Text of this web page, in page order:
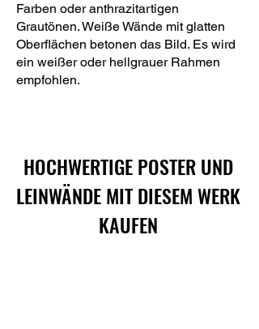
Farben oder anthrazitartigen
Grautönen. Weiße Wände mit glatten
Oberflächen betonen das Bild. Es wird
ein weißer oder hellgrauer Rahmen
empfohlen.
HOCHWERTIGE POSTER UND
LEINWÄNDE MIT DIESEM WERK
KAUFEN